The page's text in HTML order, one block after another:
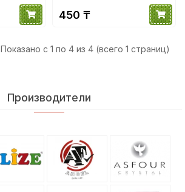
450 ₸
Показано с 1 по 4 из 4 (всего 1 страниц)
Производители